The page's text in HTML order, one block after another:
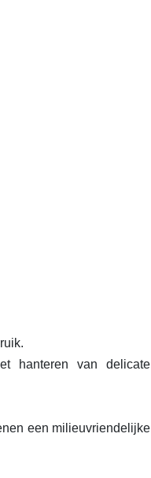
hanteren van delicate
een milieuvriendelijke